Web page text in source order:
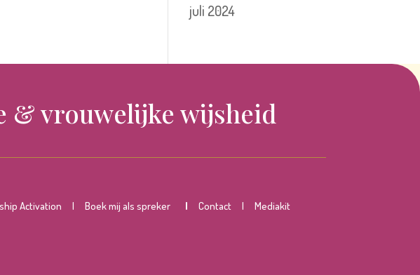
juli 2024
& vrouwelijke wijsheid
Activation | Boek mij als spreker | Contact | Mediakit